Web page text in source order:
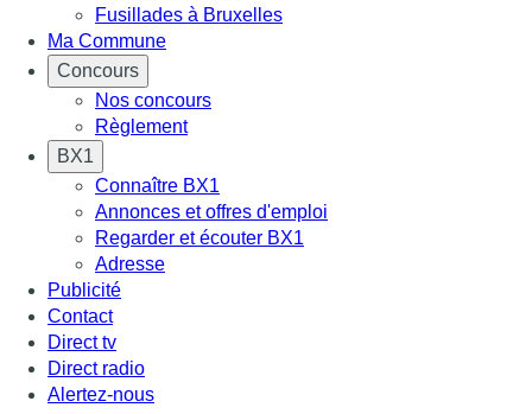
Fusillades à Bruxelles
Ma Commune
Concours
Nos concours
Règlement
BX1
Connaître BX1
Annonces et offres d'emploi
Regarder et écouter BX1
Adresse
Publicité
Contact
Direct tv
Direct radio
Alertez-nous